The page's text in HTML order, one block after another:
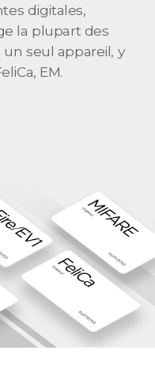
digitales,
la plupart des
seul appareil, y
EM.